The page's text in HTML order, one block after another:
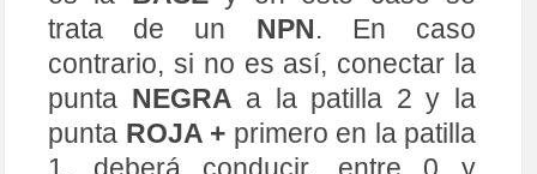
ocurrido según se indica, se
confirma que, laBASEestá
identificada y además la polaridad.
Ahora, será más fácil identificar
las patillas deCOLECTORy